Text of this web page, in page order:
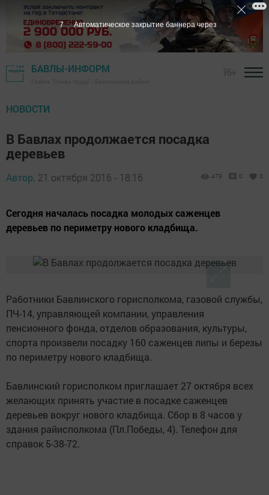
БАВЛЫ-ИНФОРМ
НОВОСТИ
В Бавлах продолжается посадка
деревьев
Автор, 21 октября 2016 - 18:16 479 0 0
Сегодня началась посадка молодых саженцев
деревьев по периметру нового кладбища.
Работники Бавлинского горисполкома, газовой службы,
ПЧ-14, управляющей компании, управления
пенсионного фонда, отделов образования, культуры,
спорта произвели посадку 160 саженцев липы и березы
по периметру нового кладбища.
Бавлинский горисполком приглашает 27 октября всех
желающих принять участие в посадке саженцев
деревьев вокруг нового кладбища. Сбор в 8 часов у
здания райисполкома (Пл.Победы, 4). Телефон для
справок 5-38-72.
6 Автоматическое закрытие баннера через